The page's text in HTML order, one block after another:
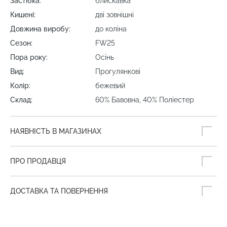
Кишені:
дві зовнішні
Довжина виробу:
до коліна
Сезон:
FW25
Пора року:
Осінь
Вид:
Прогулянкові
Колір:
бежевий
Склад:
60% Бавовна, 40% Поліестер
НАЯВНІСТЬ В МАГАЗИНАХ
ПРО ПРОДАВЦЯ
ДОСТАВКА ТА ПОВЕРНЕННЯ